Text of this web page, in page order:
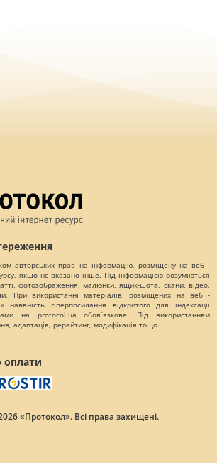
авторських прав на інформацію, розміщену на веб -
якщо не вказано інше. Під інформацією розуміються
фотозображення, малюнки, ящик-шота, скани, відео,
При використанні матеріалів, розміщених на веб -
наявність гіперпосилання відкритого для індексації
на protocol.ua обов`язкове. Під використанням
адаптація, рерайтинг, модифікація тощо.
«Протокол». Всі права захищені.